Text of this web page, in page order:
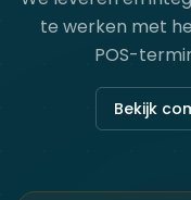
te werken met
POS-
Bekijk